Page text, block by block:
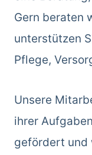
Gern beraten
unterstützen
Pflege,
Unsere
ihrer
gefördert und